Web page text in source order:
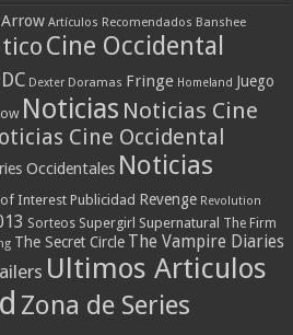
Arrow Artículos Recomendados Banshee
Cine Occidental
DC Dexter Doramas Fringe Homeland Juego
Noticias Noticias Cine
Cine Occidental
Occidentales Noticias
Interest Publicidad Revenge Revolution
Sorteos Supergirl Supernatural The Firm
The Secret Circle The Vampire Diaries
Ultimos Articulos
Zona de Series